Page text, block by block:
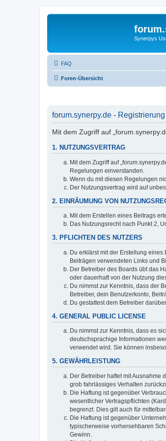
Synerpys
FAQ
Foren-Übersicht
forum.synerpy.de - Registrierung
Mit dem Zugriff auf
1. NUTZUNGSVERTRAG
Mit dem Zugriff auf
Regelungen einverstanden.
Wenn du mit diesen Regelungen
Der Nutzungsvertrag wird auf
2. EINRÄUMUNG VON
Mit dem Erstellen eines Beitrags
Das Nutzungsrecht nach Punkt 2,
3. PFLICHTEN DES NUTZERS
Du erklärst mit der Erstellung
Beiträgen verwendeten Links und
Der Betreiber des Boards übt das
oder dauerhaft von der Nutzung
Du nimmst zur Kenntnis, dass der
Betreiber, dein Benutzerkonto,
Du gestattest dem Betreiber
4. GENERAL PUBLIC LICENSE
Du nimmst zur Kenntnis, dass es
deutschsprachige Informationen
verwendet wird. Sie können
5. GEWÄHRLEISTUNG
Der Betreiber haftet mit Ausnahme
grob fahrlässiges Verhalten
Die Haftung ist gegenüber
wesentlicher Vertragspflichten
begrenzt. Dies gilt auch für
Die Haftung ist gegenüber
typischerweise vorhersehbaren
Gewinn.